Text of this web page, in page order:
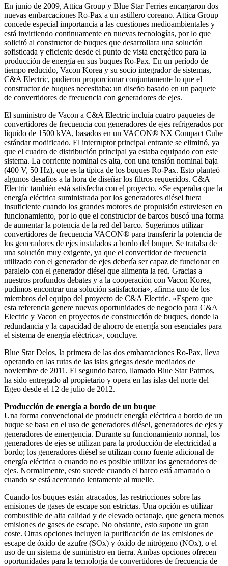
En junio de 2009, Attica Group y Blue Star Ferries encargaron dos
nuevas embarcaciones Ro-Pax a un astillero coreano. Attica Group
concede especial importancia a las cuestiones medioambientales y
está invirtiendo continuamente en nuevas tecnologías, por lo que
solicitó al constructor de buques que desarrollara una solución
sofisticada y eficiente desde el punto de vista energético para la
producción de energía en sus buques Ro-Pax. En un período de
tiempo reducido, Vacon Korea y su socio integrador de sistemas,
C&A Electric, pudieron proporcionar conjuntamente lo que el
constructor de buques necesitaba: un diseño basado en un paquete
de convertidores de frecuencia con generadores de ejes.
El suministro de Vacon a C&A Electric incluía cuatro paquetes de
convertidores de frecuencia con generadores de ejes refrigerados por
líquido de 1500 kVA, basados en un VACON® NX Compact Cube
estándar modificado. El interruptor principal entrante se eliminó, ya
que el cuadro de distribución principal ya estaba equipado con este
sistema. La corriente nominal es alta, con una tensión nominal baja
(400 V, 50 Hz), que es la típica de los buques Ro-Pax. Esto planteó
algunos desafíos a la hora de diseñar los filtros requeridos. C&A
Electric también está satisfecha con el proyecto. «Se esperaba que la
energía eléctrica suministrada por los generadores diésel fuera
insuficiente cuando los grandes motores de propulsión estuviesen en
funcionamiento, por lo que el constructor de barcos buscó una forma
de aumentar la potencia de la red del barco. Sugerimos utilizar
convertidores de frecuencia VACON® para transferir la potencia de
los generadores de ejes instalados a bordo del buque. Se trataba de
una solución muy exigente, ya que el convertidor de frecuencia
utilizado con el generador de ejes debería ser capaz de funcionar en
paralelo con el generador diésel que alimenta la red. Gracias a
nuestros profundos debates y a la cooperación con Vacon Korea,
pudimos encontrar una solución satisfactoria», afirma uno de los
miembros del equipo del proyecto de C&A Electric. «Espero que
esta referencia genere nuevas oportunidades de negocio para C&A
Electric y Vacon en proyectos de construcción de buques, donde la
redundancia y la capacidad de ahorro de energía son esenciales para
el sistema de energía eléctrica», concluye.
Blue Star Delos, la primera de las dos embarcaciones Ro-Pax, lleva
operando en las rutas de las islas griegas desde mediados de
noviembre de 2011. El segundo barco, llamado Blue Star Patmos,
ha sido entregado al propietario y opera en las islas del norte del
Egeo desde el 12 de julio de 2012.
Producción de energía a bordo de un buque
Una forma convencional de producir energía eléctrica a bordo de un
buque se basa en el uso de generadores diésel, generadores de ejes y
generadores de emergencia. Durante su funcionamiento normal, los
generadores de ejes se utilizan para la producción de electricidad a
bordo; los generadores diésel se utilizan como fuente adicional de
energía eléctrica o cuando no es posible utilizar los generadores de
ejes. Normalmente, esto sucede cuando el barco está amarrado o
cuando se está acercando lentamente al muelle.
Cuando los buques están atracados, las restricciones sobre las
emisiones de gases de escape son estrictas. Una opción es utilizar
combustible de alta calidad y de elevado octanaje, que genera menos
emisiones de gases de escape. No obstante, esto supone un gran
coste. Otras opciones incluyen la purificación de las emisiones de
escape de óxido de azufre (SOx) y óxido de nitrógeno (NOx), o el
uso de un sistema de suministro en tierra. Ambas opciones ofrecen
oportunidades para la tecnología de convertidores de frecuencia de